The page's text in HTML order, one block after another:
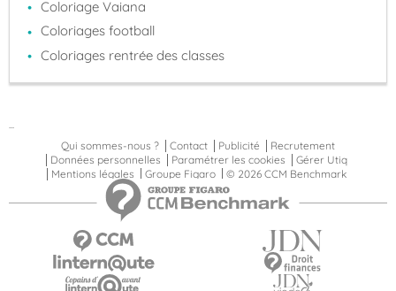
Coloriage Vaiana
Coloriages football
Coloriages rentrée des classes
Qui sommes-nous ?
Contact Publicité
Recrutement
Données personnelles
Paramétrer les cookies
Gérer Utiq
Mentions légales
Groupe Figaro © 2026 CCM Benchmark